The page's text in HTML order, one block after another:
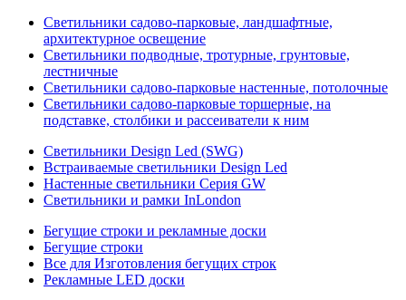
Светильники садово-парковые, ландшафтные,
архитектурное освещение
Светильники подводные, тротурные, грунтовые,
лестничные
Светильники садово-парковые настенные, потолочные
Светильники садово-парковые торшерные, на
подставке, столбики и рассеиватели к ним
Светильники Design Led (SWG)
Встраиваемые светильники Design Led
Настенные светильники Серия GW
Светильники и рамки InLondon
Бегущие строки и рекламные доски
Бегущие строки
Все для Изготовления бегущих строк
Рекламные LED доски